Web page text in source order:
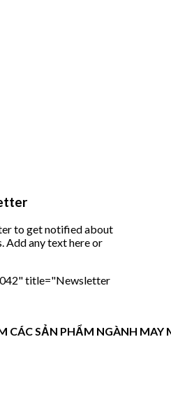
to get notified about
Add any text here or
title="Newsletter
CÁC SẢN PHẨM NGÀNH MAY